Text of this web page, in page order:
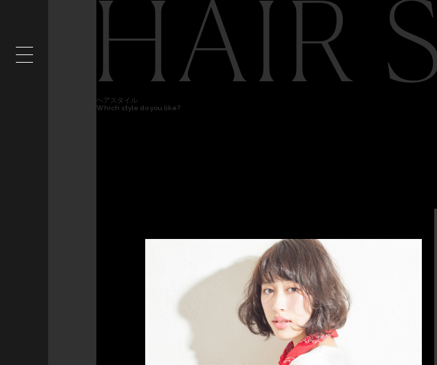
HAIR
ヘアスタイル
Which style do you like?